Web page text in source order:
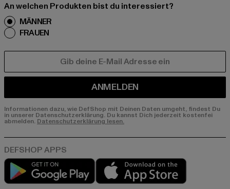
An welchen Produkten bist du interessiert?
MÄNNER
FRAUEN
ANMELDEN
Informationen dazu, wie DefShop mit Deinen Daten umgeht, findest Du
in unserer Datenschutzerklärung. Du kannst Dich jederzeit kostenfei
abmelden. Datenschutzerklärung lesen.
Play market